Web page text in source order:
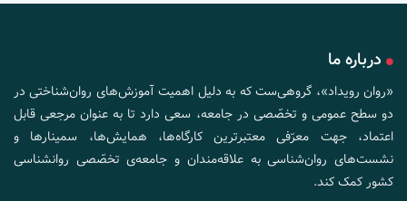
درباره ما
«روان رویداد»، گروهی‌ست که به دلیل اهمیت آموزش‌های روان‌شناختی در
دو سطح عمومی و تخصّصی در جامعه، سعی دارد تا به عنوان مرجعی قابل
اعتماد، جهت معرّفی معتبرترین کارگاه‌ها، همایش‌ها، سمینارها و
نشست‌های روان‌شناسی به علاقه‌مندان و جامعه‌ی تخصّصی روانشناسی
کشور کمک کند.